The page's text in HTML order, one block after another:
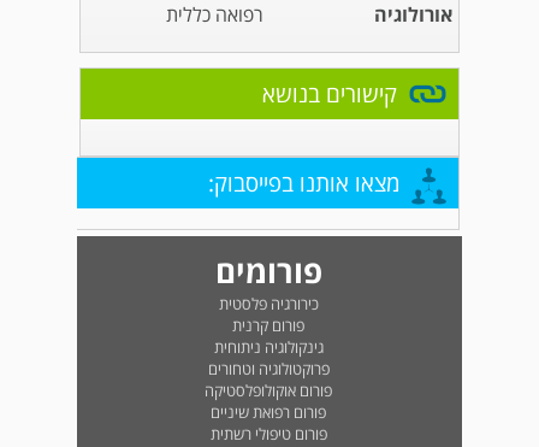
אורולוגיה
רפואה כללית
קישורים בנושא
מצאו אותנו בפייסבוק:
פורומים
כירורגיה פלסטית
פורום קרנית
גינקולוגיה ניתוחית
פרוקטולוגיה וטחורים
פורום אוקולופלסטיקה
פורום רפואת שיניים
פורום טיפולי רשתית